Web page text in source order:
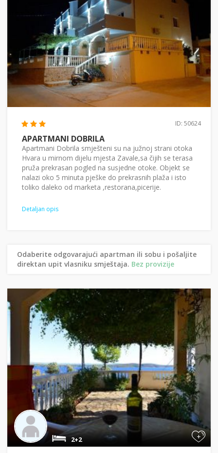
ID: 50624
APARTMANI DOBRILA
Apartmani Dobrila smješteni su na južnoj strani otoka
Hvara u mirnom dijelu mjesta Zavale,sa čijih se terasa
pruža prekrasan pogled na susjedne otoke. Objekt se
nalazi oko 5 minuta pješke do prekrasnih plaža i isto
toliko daleko od marketa ,restorana,picerije.
Detaljan opis
Odaberite odgovarajući apartman ili sobu i pošaljite
direktan upit vlasniku smještaja. Bez provizije
+
2+2